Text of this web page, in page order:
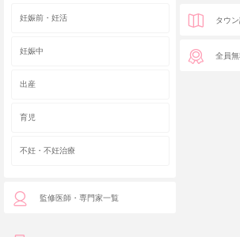
妊娠前・妊活
妊娠中
出産
育児
不妊・不妊治療
監修医師・専門家一覧
タウ
全員